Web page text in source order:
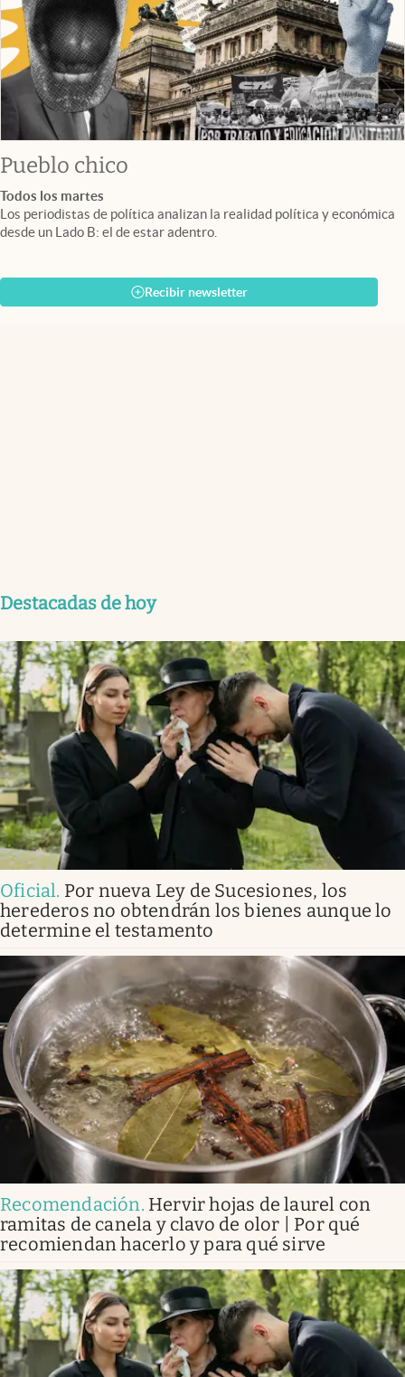
Pueblo chico
Todos los martes
Los periodistas de política analizan la realidad política y económica
desde un Lado B: el de estar adentro.
Recibir newsletter
Destacadas de hoy
Oficial. Por nueva Ley de Sucesiones, los
herederos no obtendrán los bienes aunque lo
determine el testamento
Recomendación. Hervir hojas de laurel con
ramitas de canela y clavo de olor | Por qué
recomiendan hacerlo y para qué sirve